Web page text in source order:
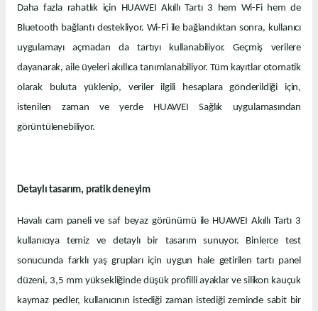
Daha fazla rahatlık için HUAWEI Akıllı Tartı 3 hem Wi-Fi hem de
Bluetooth bağlantı destekliyor. Wi-Fi ile bağlandıktan sonra, kullanıcı
uygulamayı açmadan da tartıyı kullanabiliyor. Geçmiş verilere
dayanarak, aile üyeleri akıllıca tanımlanabiliyor. Tüm kayıtlar otomatik
olarak buluta yüklenip, veriler ilgili hesaplara gönderildiği için,
istenilen zaman ve yerde HUAWEI Sağlık uygulamasından
görüntülenebiliyor.
Detaylı tasarım, pratik deneyim
Havalı cam paneli ve saf beyaz görünümü ile HUAWEI Akıllı Tartı 3
kullanıcıya temiz ve detaylı bir tasarım sunuyor. Binlerce test
sonucunda farklı yaş grupları için uygun hale getirilen tartı panel
düzeni, 3,5 mm yüksekliğinde düşük profilli ayaklar ve silikon kauçuk
kaymaz pedler, kullanıcının istediği zaman istediği zeminde sabit bir